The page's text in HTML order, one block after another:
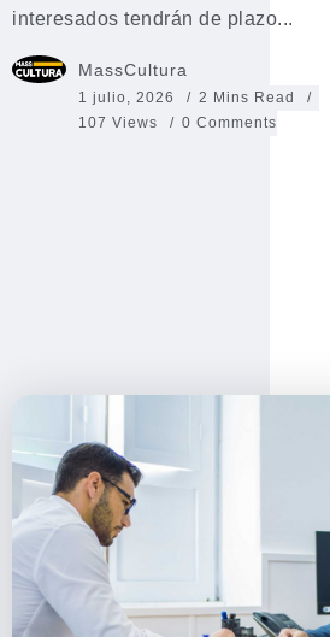
interesados tendrán de plazo...
MassCultura
1 julio, 2026
2 Mins Read
107 Views
0 Comments